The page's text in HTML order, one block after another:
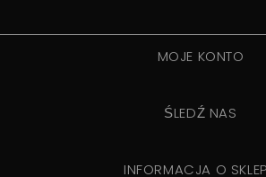
MOJE KONTO
ŚLEDŹ NAS
INFORMACJA O